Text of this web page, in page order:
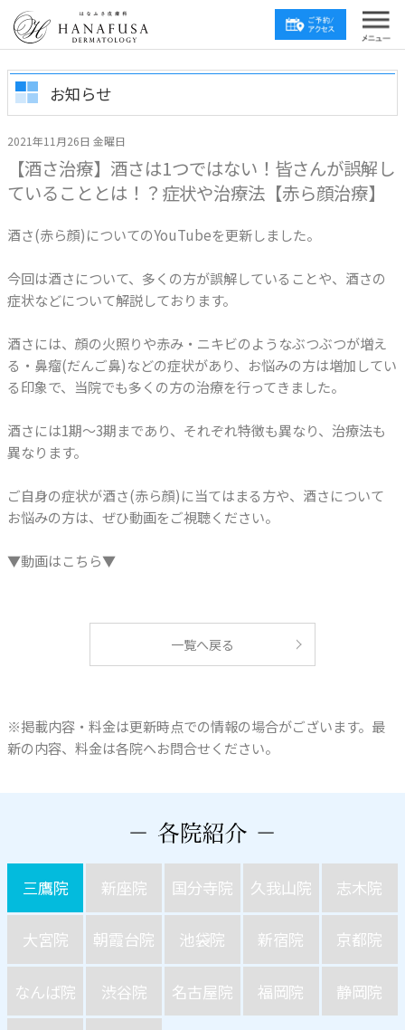
お知らせ
2021年11月26日 金曜日
【酒さ治療】酒さは1つではない！皆さんが誤解し
ていることとは！？症状や治療法【赤ら顔治療】
酒さ(赤ら顔)についてのYouTubeを更新しました。
今回は酒さについて、多くの方が誤解していることや、酒さの
症状などについて解説しております。
酒さには、顔の火照りや赤み・ニキビのようなぶつぶつが増え
る・鼻瘤(だんご鼻)などの症状があり、お悩みの方は増加してい
る印象で、当院でも多くの方の治療を行ってきました。
酒さには1期～3期まであり、それぞれ特徴も異なり、治療法も
異なります。
ご自身の症状が酒さ(赤ら顔)に当てはまる方や、酒さについて
お悩みの方は、ぜひ動画をご視聴ください。
▼動画はこちら▼
一覧へ戻る
※掲載内容・料金は更新時点での情報の場合がございます。最
新の内容、料金は各院へお問合せください。
三鷹院 新座院 国分寺院 久我山院 志木院
大宮院 朝霞台院 池袋院 新宿院 京都院
なんば院 渋谷院 名古屋院 福岡院 静岡院